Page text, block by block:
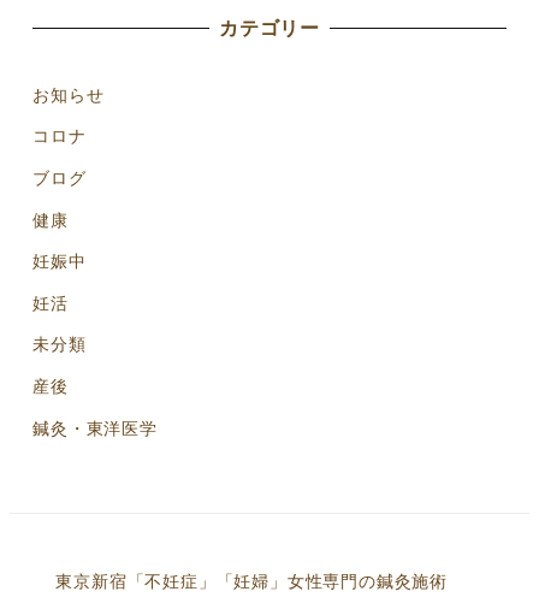
カテゴリー
お知らせ
コロナ
ブログ
健康
妊娠中
妊活
未分類
産後
鍼灸・東洋医学
東京新宿「不妊症」「妊婦」女性専門の鍼灸施術